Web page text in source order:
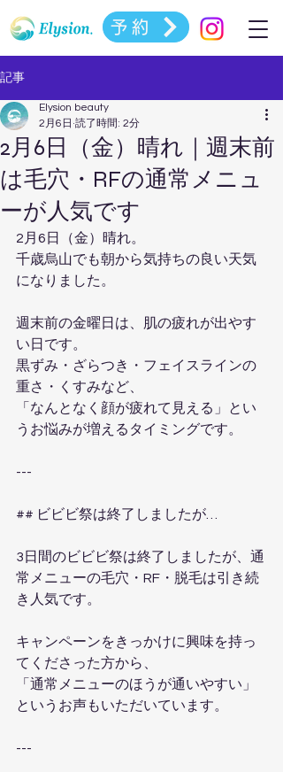
予約
記事
2月6日（金）晴れ｜週末前
は毛穴・RFの通常メニュ
ーが人気です
Elysion beauty
2月6日 読了時間: 2分
2月6日（金）晴れ。
千歳烏山でも朝から気持ちの良い天気
になりました。
週末前の金曜日は、肌の疲れが出やす
い日です。
黒ずみ・ざらつき・フェイスラインの
重さ・くすみなど、
「なんとなく顔が疲れて見える」とい
うお悩みが増えるタイミングです。
---
## ビビビ祭は終了しましたが…
3日間のビビビ祭は終了しましたが、通
常メニューの毛穴・RF・脱毛は引き続
き人気です。
キャンペーンをきっかけに興味を持っ
てくださった方から、
「通常メニューのほうが通いやすい」
というお声もいただいています。
---